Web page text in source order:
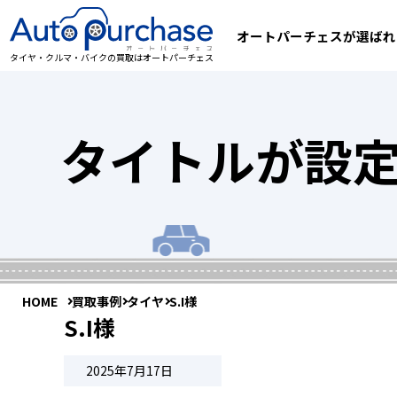
タイヤ・クルマ・バイクの買取はオートパーチェス
オートパーチェスが選ば
タイトルが設
HOME 買取事例 タイヤ S.I様
S.I様
2025年7月17日